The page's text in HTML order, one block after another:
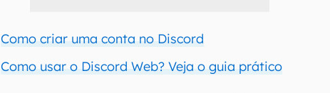
Como criar uma conta no Discord
Como usar o Discord Web? Veja o guia prático